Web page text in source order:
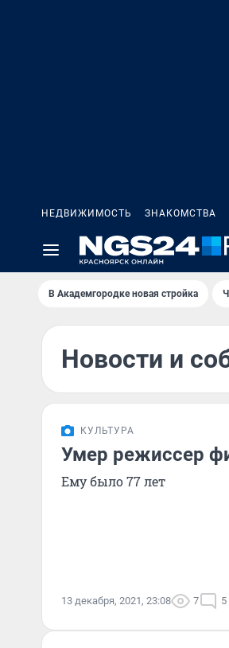
НЕДВИЖИМОСТЬ ЗНАКОМСТВА
В Академгородке новая стройка
Новости и
КУЛЬТУРА
Умер режиссер
Ему было 77 лет
13 декабря, 2021, 23:08 7 5